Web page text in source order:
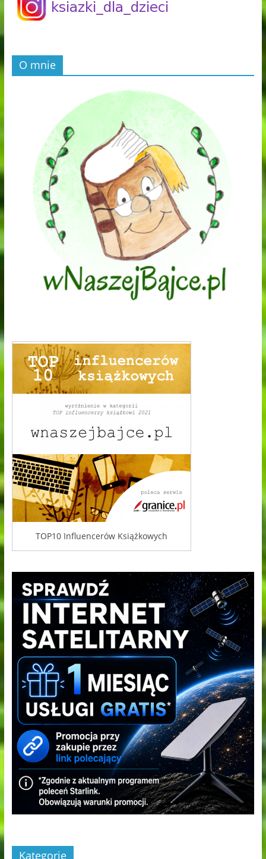
O mnie
TOP10 Influencerów Książkowych
Kategorie